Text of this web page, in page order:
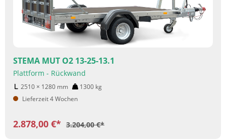
STEMA MUT O2 13-25-13.1
Plattform - Rückwand
2510 × 1280 mm 1300 kg
Lieferzeit 4 Wochen
2.878,00 €* 3.204,00 €*